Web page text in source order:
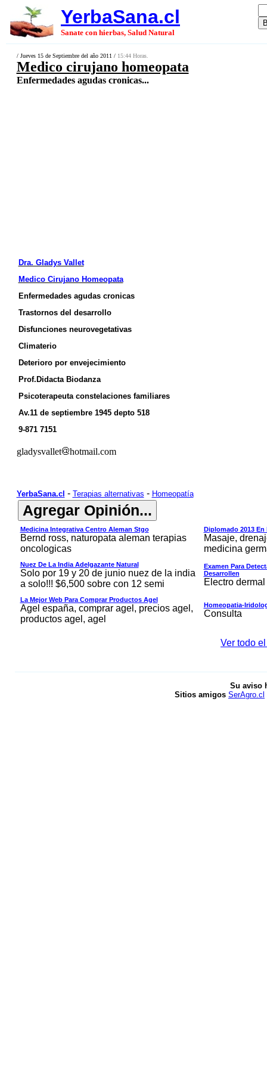
YerbaSana.cl
Sanate con hierbas, Salud Natural
/ Jueves 15 de Septiembre del año 2011 / 15:44 Horas.
Medico cirujano homeopata
Enfermedades agudas cronicas...
Dra. Gladys Vallet
Medico Cirujano Homeopata
Enfermedades agudas cronicas
Trastornos del desarrollo
Disfunciones neurovegetativas
Climaterio
Deterioro por envejecimiento
Prof.Didacta Biodanza
Psicoterapeuta constelaciones familiares
Av.11 de septiembre 1945 depto 518
9-871 7151
gladysvallet hotmail.com
YerbaSana.cl - Terapias alternativas - Homeopatía
Medicina Integrativa Centro Aleman Stgo
Bernd ross, naturopata aleman terapias
oncologicas
Diplomado 2013
Masaje,
medicina
Nuez De La India Adelgazante Natural
Solo por 19 y 20 de junio nuez de la india
a solo!!! $6,500 sobre con 12 semi
Examen Para
Desarrollen
Electro
La Mejor Web Para Comprar Productos Agel
Agel españa, comprar agel, precios agel,
productos agel, agel
Homeopatia-
Consulta
Ver todo
Su aviso
Sitios amigos SerAgro.cl